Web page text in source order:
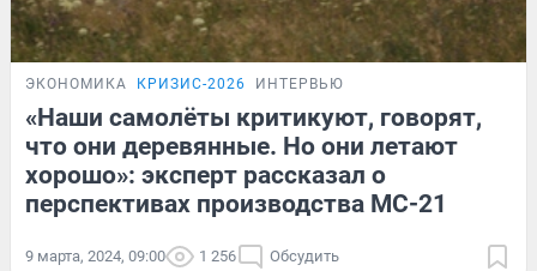
ЭКОНОМИКА КРИЗИС-2026 ИНТЕРВЬЮ
«Наши самолёты критикуют, говорят,
что они деревянные. Но они летают
хорошо»: эксперт рассказал о
перспективах производства МС-21
9 марта, 2024, 09:00 1 256 Обсудить